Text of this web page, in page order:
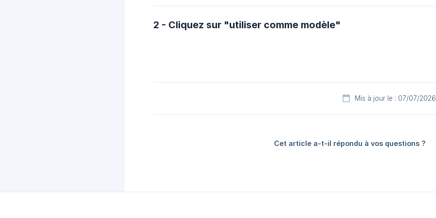
2 - Cliquez sur "utiliser comme modèle"
Mis à jour le : 07/07/2026
Cet article a-t-il répondu à vos questions ?